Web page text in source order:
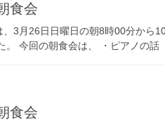
食会
3月26日日曜日の朝8時00分から
。 今回の朝食会は、 ・ピアノの
食会